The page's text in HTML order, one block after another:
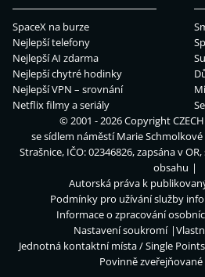
SpaceX na burze
Nejlepší telefony
Nejlepší AI zdarma
Nejlepší chytré hodinky
Nejlepší VPN – srovnání
Netflix filmy a seriály
© 2001 - 2026 Copyright
se sídlem náměstí Marie Schmolkové
Strašnice, IČO: 02346826, zapsána v
obsahu
Autorská práva k
Podmínky pro užívání služby
Informace o zpracování
Nastavení soukromí
Jednotná kontaktní místa / Single
Povinně